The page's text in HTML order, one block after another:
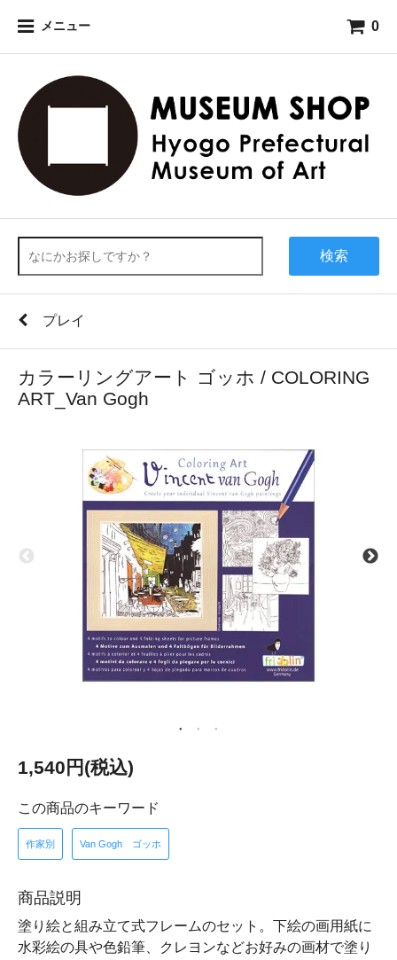
メニュー 0
検索
プレイ
カラーリングアート ゴッホ / COLORING
ART_Van Gogh
1,540円(税込)
この商品のキーワード
作家別 Van Gogh ゴッホ
商品説明
塗り絵と組み立て式フレームのセット。下絵の画用紙に
水彩絵の具や色鉛筆、クレヨンなどお好みの画材で塗り